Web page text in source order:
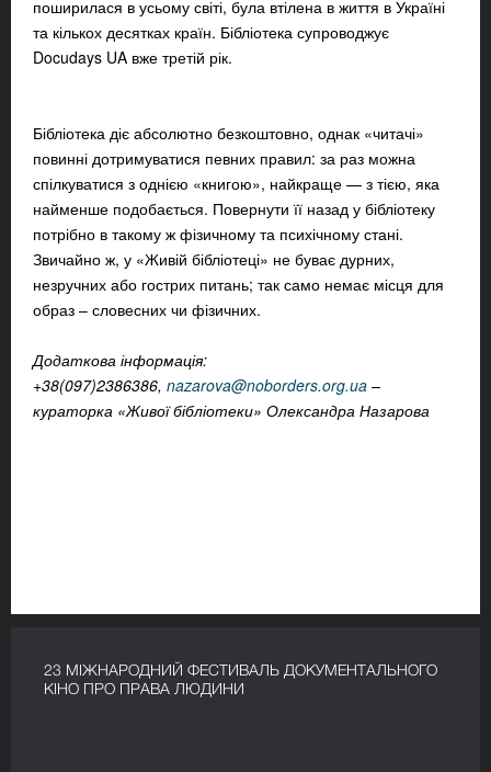
поширилася в усьому світі, була втілена в життя в Україні
та кількох десятках країн. Бібліотека супроводжує
Docudays UA вже третій рік.
Бібліотека діє абсолютно безкоштовно, однак «читачі»
повинні дотримуватися певних правил: за раз можна
спілкуватися з однією «книгою», найкраще — з тією, яка
найменше подобається. Повернути її назад у бібліотеку
потрібно в такому ж фізичному та психічному стані.
Звичайно ж, у «Живій бібліотеці» не буває дурних,
незручних або гострих питань; так само немає місця для
образ – словесних чи фізичних.
Додаткова інформація:
+38(097)2386386, nazarova@noborders.org.ua –
кураторка «Живої бібліотеки» Олександра Назарова
23 МІЖНАРОДНИЙ ФЕСТИВАЛЬ ДОКУМЕНТАЛЬНОГО
КІНО ПРО ПРАВА ЛЮДИНИ